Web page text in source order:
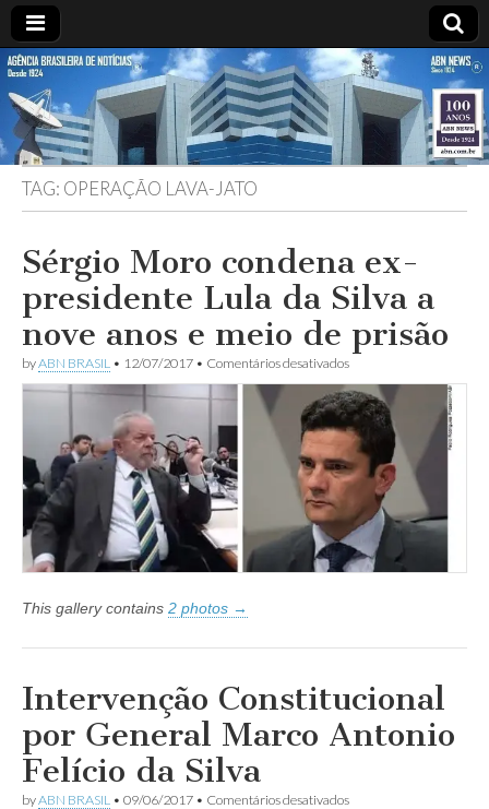
ABN
NEWS
Desde
1924:
ABN
Agência
Brasileira
de
Notícias
S.A.
TAG: OPERAÇÃO LAVA-JATO
Sérgio Moro condena ex-
presidente Lula da Silva a
nove anos e meio de prisão
byABN BRASIL • 12/07/2017 • Comentários desativadosem
Moro
condena
ex-
presidente
Lula
da
a
nove
anos
e
This gallery contains 2 photos →
Intervenção Constitucional
por General Marco Antonio
Felício da Silva
byABN BRASIL • 09/06/2017 • Comentários desativadosem